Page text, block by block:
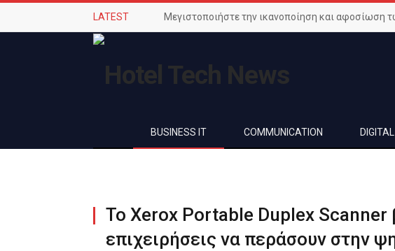
LATEST
BUSINESS IT COMMUNICATION
Το Xerox Portable Duplex Scanner
επιχειρήσεις να περάσουν στην